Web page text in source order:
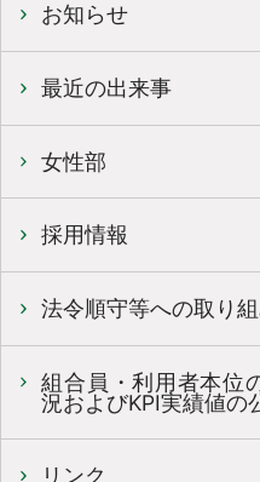
お知らせ
最近の出来事
女性部
採用情報
法令順守等への取り
組合員・利用者本位
況およびKPI実績値の
リンク